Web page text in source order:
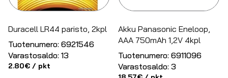
Duracell LR44 paristo, 2kpl
Tuotenumero: 6921546
Varastosaldo: 13
2.80€ / pkt
Akku Panasonic Eneloop,
AAA 750mAh 1,2V 4kpl
Tuotenumero: 6911096
Varastosaldo: 3